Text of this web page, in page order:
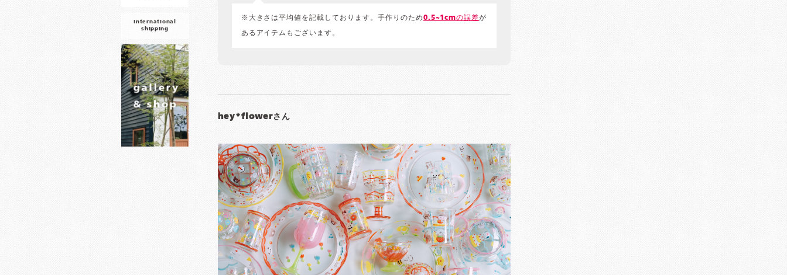
international
shipping
※大きさは平均値を記載しております。手作りのため0.5~1cmの誤差が
あるアイテムもございます。
hey*flowerさん